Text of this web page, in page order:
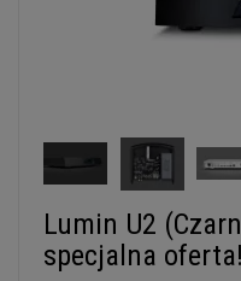
Lumin U2
specjalna